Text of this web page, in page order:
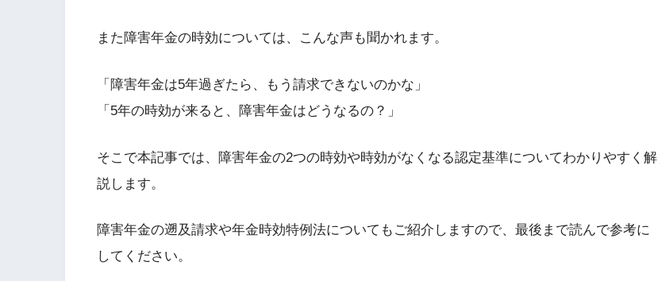
また障害年金の時効については、こんな声も聞かれます。
「障害年金は5年過ぎたら、もう請求できないのかな」
「5年の時効が来ると、障害年金はどうなるの？」
そこで本記事では、障害年金の2つの時効や時効がなくなる認定基準についてわかりやすく解
説します。
障害年金の遡及請求や年金時効特例法についてもご紹介しますので、最後まで読んで参考に
してください。